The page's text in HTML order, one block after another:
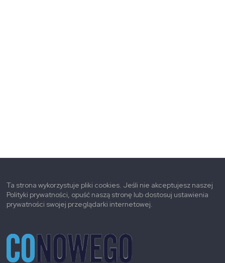
Ta strona wykorzystuje pliki cookies. Jeśli nie akceptujesz naszej
Polityki prywatności, opuść naszą stronę lub dostosuj ustawienia
prywatności swojej przeglądarki internetowej.